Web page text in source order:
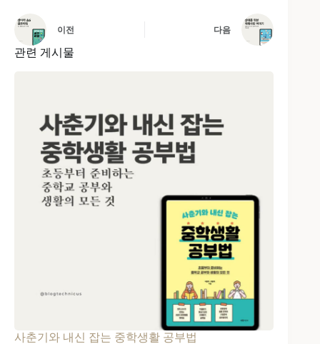
이전 다음
관련 게시물
사춘기와 내신 잡는 중학생활 공부법